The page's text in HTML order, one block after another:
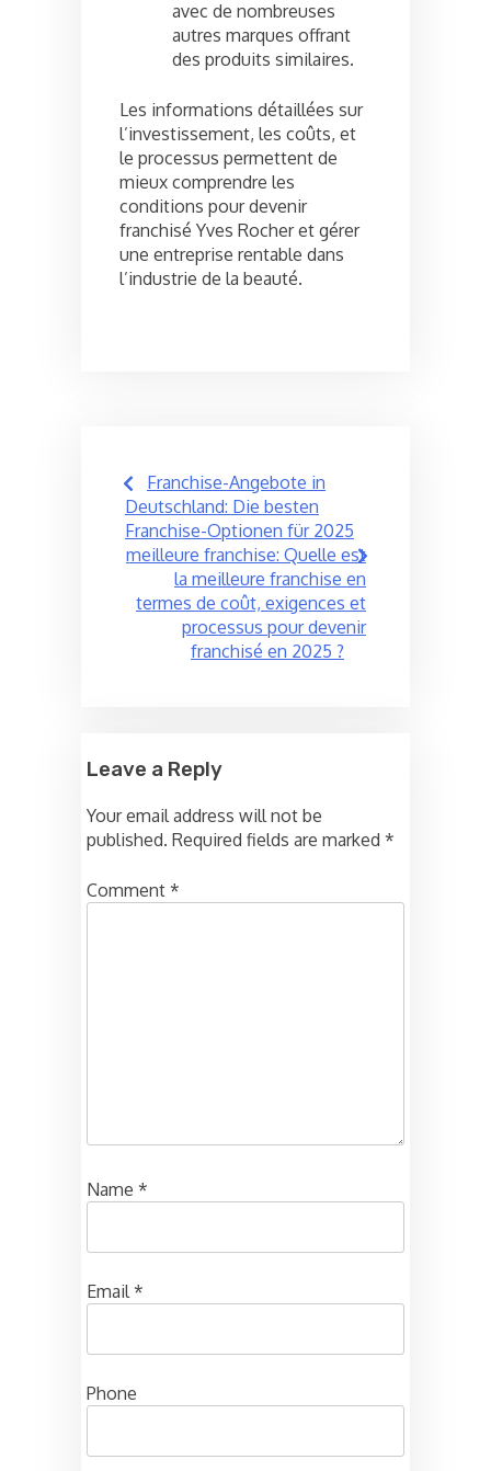
avec de nombreuses
autres marques offrant
des produits similaires.
Les informations détaillées sur
l’investissement, les coûts, et
le processus permettent de
mieux comprendre les
conditions pour devenir
franchisé Yves Rocher et gérer
une entreprise rentable dans
l’industrie de la beauté.
Post
navigation
Franchise-Angebote in
Deutschland: Die besten
Franchise-Optionen für 2025
meilleure franchise: Quelle est
la meilleure franchise en
termes de coût, exigences et
processus pour devenir
franchisé en 2025 ?
Leave a Reply
Your email address will not be
published. Required fields are marked *
Comment *
Name *
Email*
Phone